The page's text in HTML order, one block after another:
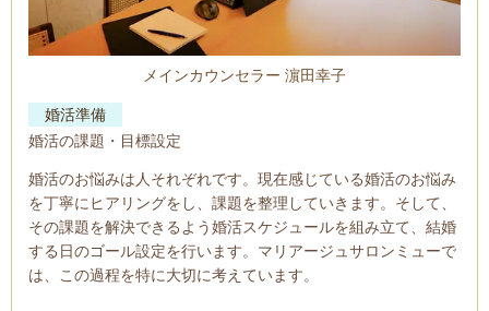
メインカウンセラー 濵田幸子
婚活準備
婚活の課題・目標設定
婚活のお悩みは人それぞれです。現在感じている婚活のお悩み
を丁寧にヒアリングをし、課題を整理していきます。そして、
その課題を解決できるよう婚活スケジュールを組み立て、結婚
する日のゴール設定を行います。マリアージュサロンミューで
は、この過程を特に大切に考えています。